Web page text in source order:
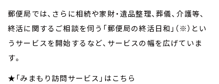
郵便局では、さらに相続や家財・遺品整理、葬儀、介護等、
終活に関するご相談を伺う「郵便局の終活日和」（※）とい
うサービスを開始するなど、サービスの幅を広げていま
す。
★「みまもり訪問サービス」はこちら